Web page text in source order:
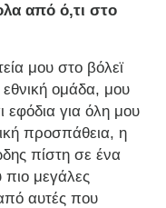
από ό,τι στο
μου στο βόλεϊ
ομάδα, μου
εφόδια για όλη μου
προσπάθεια, η
πίστη σε ένα
μεγάλες
αυτές που